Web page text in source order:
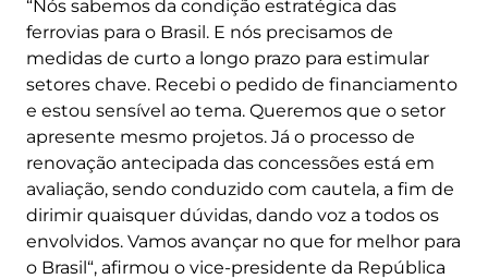
“Nós sabemos da condição estratégica das
ferrovias para o Brasil. E nós precisamos de
medidas de curto a longo prazo para estimular
setores chave. Recebi o pedido de financiamento
e estou sensível ao tema. Queremos que o setor
apresente mesmo projetos. Já o processo de
renovação antecipada das concessões está em
avaliação, sendo conduzido com cautela, a fim de
dirimir quaisquer dúvidas, dando voz a todos os
envolvidos. Vamos avançar no que for melhor para
o Brasil“, afirmou o vice-presidente da República